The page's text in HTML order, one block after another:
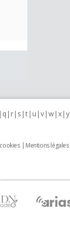
q r s t u v w x y
Mentions légales